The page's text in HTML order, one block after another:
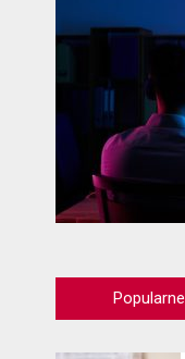
Popularne